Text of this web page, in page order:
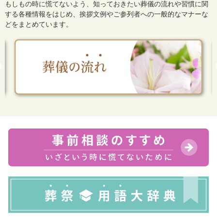
もしもの時に慌てないよう、知っておきたい葬儀の流れや習慣に関
する各種情報をはじめ、 挨拶文例やご参列者への一般的なマナーな
どをまとめています。